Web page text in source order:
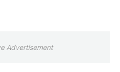
Advertisement